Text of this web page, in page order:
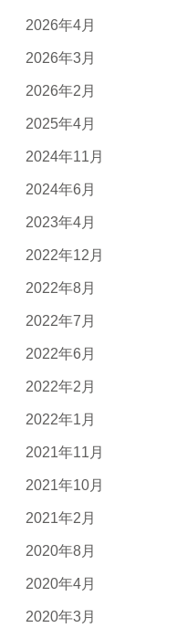
2026年4月
2026年3月
2026年2月
2025年4月
2024年11月
2024年6月
2023年4月
2022年12月
2022年8月
2022年7月
2022年6月
2022年2月
2022年1月
2021年11月
2021年10月
2021年2月
2020年8月
2020年4月
2020年3月